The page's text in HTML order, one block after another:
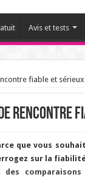
Avis et tests
fiable et sérieux
rencontre
que vous
sur la
des